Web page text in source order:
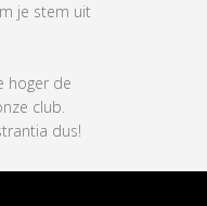
je stem uit
hoger de
club.
dus!